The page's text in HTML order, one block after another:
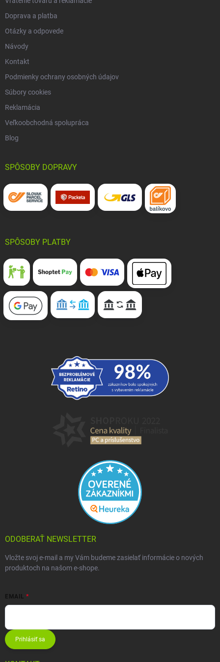
Doprava a platba
Otázky a odpovede
Návody
Kontakt
Podmienky ochrany osobných údajov
Súbory cookies
Reklamácia
Veľkoobchodná spolupráca
Blog
SPÔSOBY DOPRAVY
SPÔSOBY PLATBY
ODOBERAŤ NEWSLETTER
Vložte svoj e-mail a my Vám budeme zasielať informácie o nových
produktoch na našom e-shope.
EMAIL
Prihlásiť sa